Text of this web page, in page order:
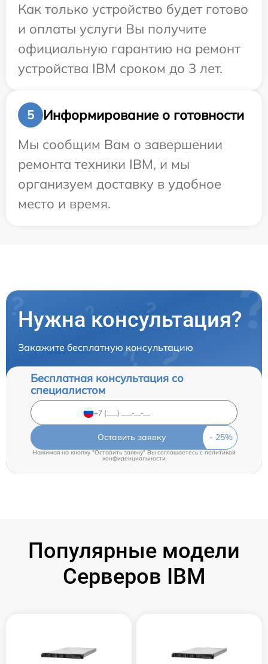
Как только устройство будет готово
и оплаты услуги Вы получите
официальную гарантию на ремонт
устройства IBM сроком до 3 лет.
5
Информирование о готовности
Мы сообщим Вам о завершении
ремонта техники IBM, и мы
организуем доставку в удобное
место и время.
Нужна консультация?
Закажите бесплатную консультацию
Бесплатная консультация со
специалистом
Оставить заявку
Нажимая на кнопку "Оставить заявку" Вы соглашаетесь c политикой
конфиденциальности
Популярные модели
Серверов IBM